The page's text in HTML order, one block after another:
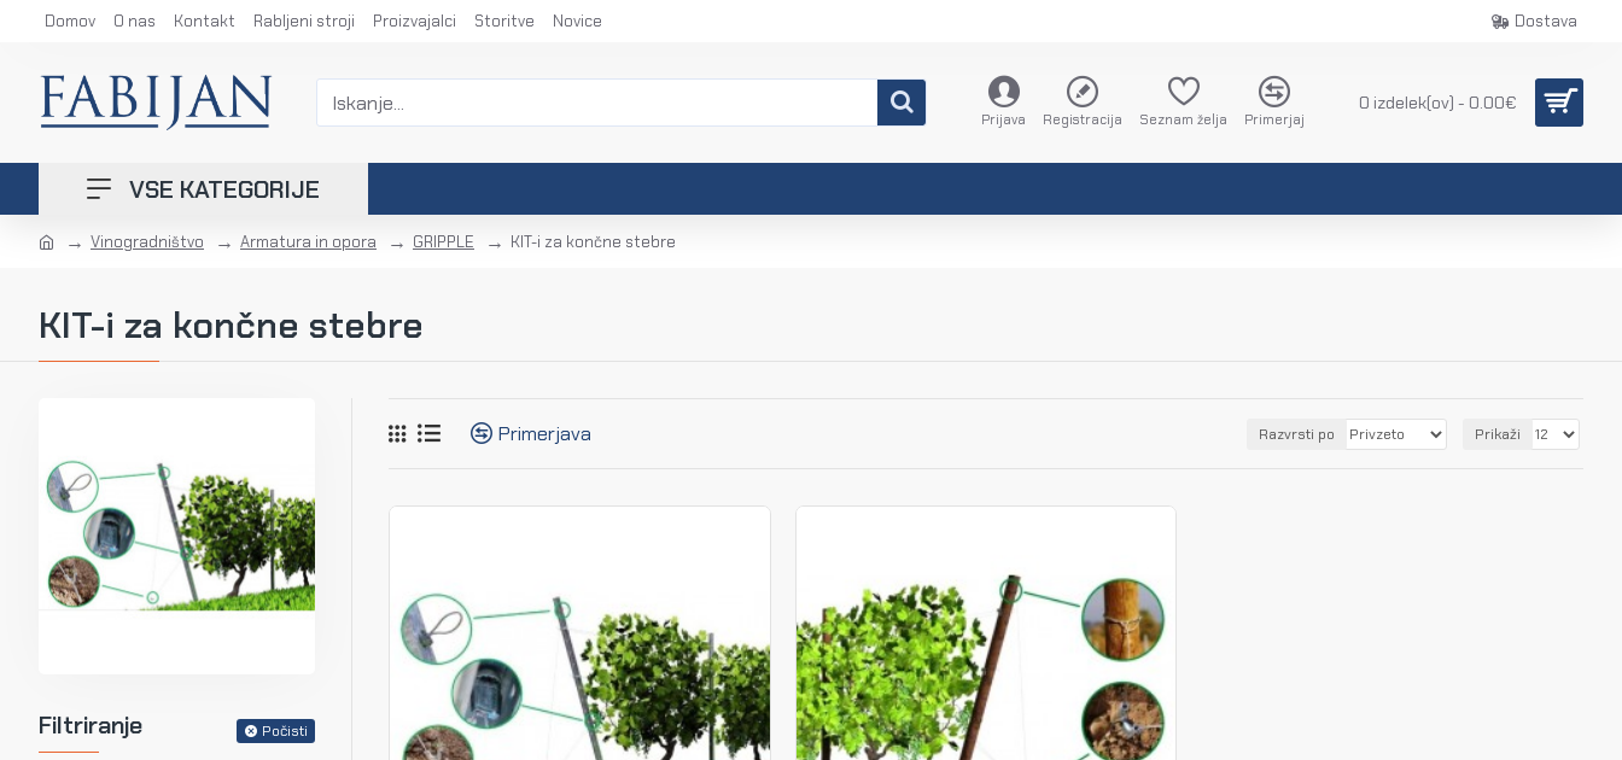
Domov O nas Kontakt Rabljeni stroji Proizvajalci Storitve Novice Dostava
Prijava Registracija Seznam želja Primerjaj
0 izdelek(ov) - 0.00€
VSE KATEGORIJE
Vinogradništvo Armatura in opora GRIPPLE KIT-i za končne stebre
KIT-i za končne stebre
Filtriranje Počisti
Primerjava Razvrsti po Prikaži